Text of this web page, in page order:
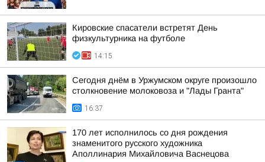
Кировские спасатели встретят День
физкультурника на футболе
14:15
Сегодня днём в Уржумском округе произошло
столкновение молоковоза и "Лады Гранта"
16:37
170 лет исполнилось со дня рождения
знаменитого русского художника
Аполлинария Михайловича Васнецова